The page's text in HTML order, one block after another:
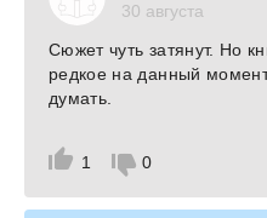
30 августа
1 0
Сюжет чуть затянут. Но
редкое на данный
думать.